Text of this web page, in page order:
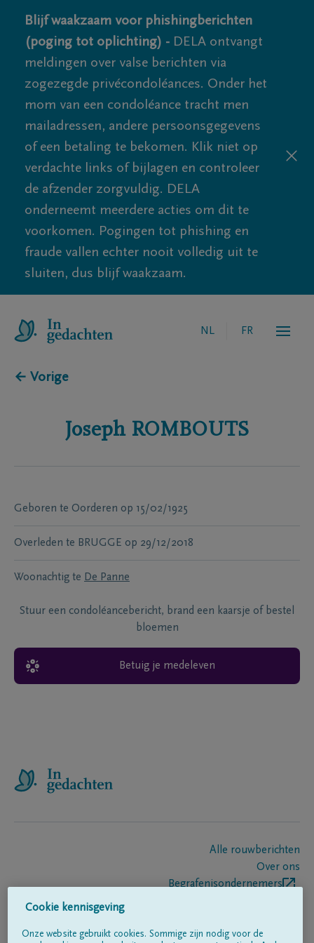
Blijf waakzaam voor phishingberichten
(poging tot oplichting) - DELA ontvangt
meldingen over valse berichten via
zogezegde privécondoléances. Onder het
mom van een condoléance tracht men
mailadressen, andere persoonsgegevens
of een betaling te bekomen. Klik niet op
verdachte links of bijlagen en controleer
de afzender zorgvuldig. DELA
onderneemt meerdere acties om dit te
voorkomen. Pogingen tot phishing en
fraude vallen echter nooit volledig uit te
sluiten, dus blijf waakzaam.
NL FR
← Vorige
Joseph ROMBOUTS
Geboren te Oorderen op 15/02/1925
Overleden te BRUGGE op 29/12/2018
Woonachtig te De Panne
Stuur een condoléancebericht, brand een kaarsje of bestel
bloemen
Betuig je medeleven
Alle rouwberichten
Over ons
Begrafenisondernemers
Cookie kennisgeving
Onze website gebruikt cookies. Sommige zijn nodig voor de